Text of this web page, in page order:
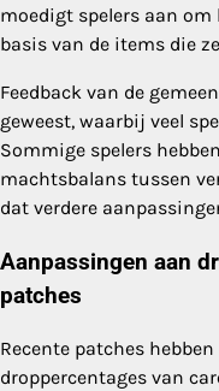
moedigt spelers aan
basis van de items die
Feedback van de
geweest, waarbij veel
Sommige spelers
machtsbalans tussen
dat verdere
Aanpassingen aan
patches
Recente patches
droppercentages van